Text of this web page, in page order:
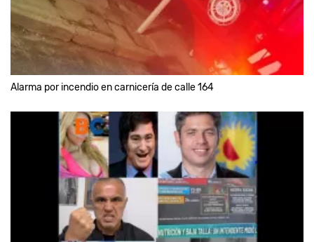
Alarma por incendio en carnicería de calle 164